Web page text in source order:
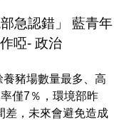
急認錯」 藍青年
啞- 政治
豬場數量最多、高
僅7％，環境部昨
差，未來會避免造成